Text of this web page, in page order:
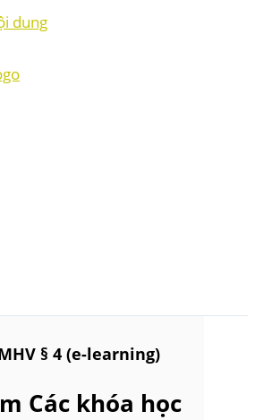
dung
§ 4 (e-learning)
Các khóa học